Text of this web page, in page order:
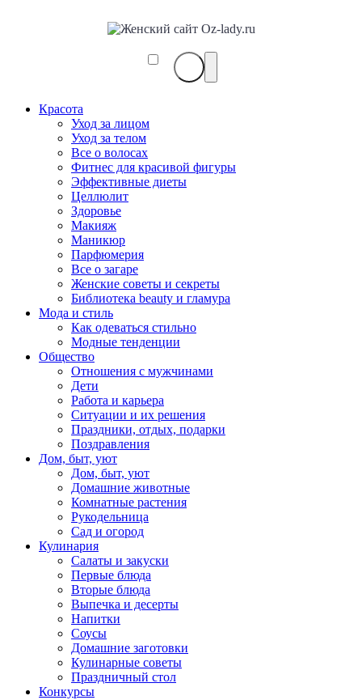
Красота
Уход за лицом
Уход за телом
Все о волосах
Фитнес для красивой фигуры
Эффективные диеты
Целлюлит
Здоровье
Макияж
Маникюр
Парфюмерия
Все о загаре
Женские советы и секреты
Библиотека beauty и гламура
Мода и стиль
Как одеваться стильно
Модные тенденции
Общество
Отношения с мужчинами
Дети
Работа и карьера
Ситуации и их решения
Праздники, отдых, подарки
Поздравления
Дом, быт, уют
Дом, быт, уют
Домашние животные
Комнатные растения
Рукодельница
Сад и огород
Кулинария
Салаты и закуски
Первые блюда
Вторые блюда
Выпечка и десерты
Напитки
Соусы
Домашние заготовки
Кулинарные советы
Праздничный стол
Конкурсы